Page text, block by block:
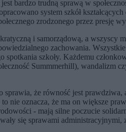
bardzo trudną sprawą w
system szkół
zrodzonego przez presję
i samorządową, a wszyscy
zachowania.
spotkania szkoły. Każdemu
Summmerhill), wandalizm
sprawia, że równość jest
nie oznacza, że ma on większe
- mają silne poczucie
się sprawami